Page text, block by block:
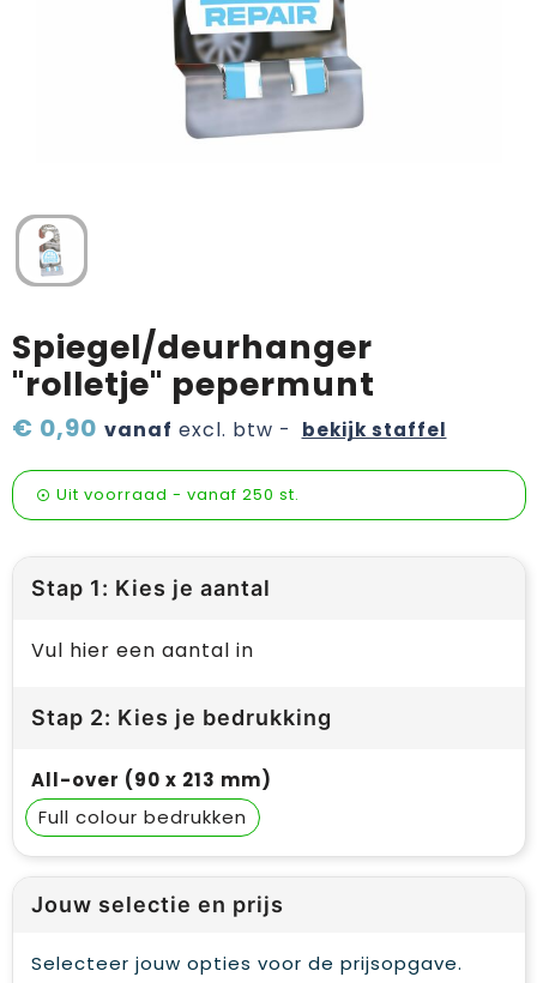
Verzorging & welness
Sinterklaas artikelen
Wijn, bier en proeverij
Zomerpakketten
Spiegel/deurhanger
"rolletje" pepermunt
€ 0,90 vanaf excl. btw - bekijk staffel
Uit voorraad - vanaf 250 st.
Stap 1: Kies je aantal
Vul hier een aantal in
Stap 2: Kies je bedrukking
All-over (90 x 213 mm)
Full colour
Jouw selectie en prijs
Selecteer jouw opties voor de prijsopgave.